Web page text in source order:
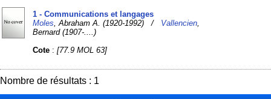
1 - Communications et langages
Moles , Abraham A. (1920-1992) / Vallencien
Bernard (1907-....)
Cote :[77.9 MOL 63]
Nombre de résultats : 1